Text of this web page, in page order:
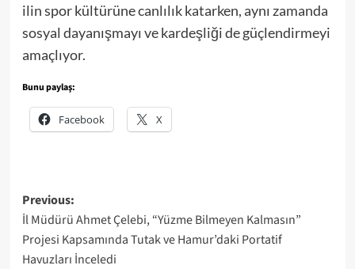
ilin spor kültürüne canlılık katarken, aynı zamanda
sosyal dayanışmayı ve kardeşliği de güçlendirmeyi
amaçlıyor.
Bunu paylaş:
Facebook X
Post
navigation
Previous:
İl Müdürü Ahmet Çelebi, “Yüzme Bilmeyen Kalmasın”
Projesi Kapsamında Tutak ve Hamur’daki Portatif
Havuzları İnceledi